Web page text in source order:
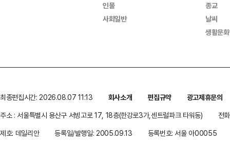
인물
사회일반
종교
날씨
생활문
최종편집시간: 2026.08.07 11:13 회사소개 편집규약
광고제휴문의
주소 : 서울특별시 용산구 서빙고로 17, 18층(한강로3가,센트럴파크 타워동)
전
제호: 데일리안
등록일/발행일: 2005.09.13 등록번호: 서울 아00055